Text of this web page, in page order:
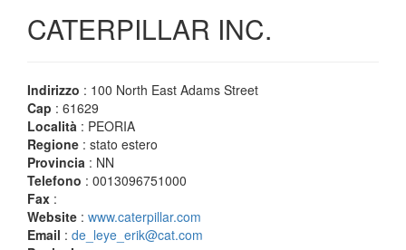
CATERPILLAR INC.
Indirizzo : 100 North East Adams Street
Cap : 61629
Località : PEORIA
Regione : stato estero
Provincia : NN
Telefono : 0013096751000
Fax :
Website : www.caterpillar.com
Email : de_leye_erik@cat.com